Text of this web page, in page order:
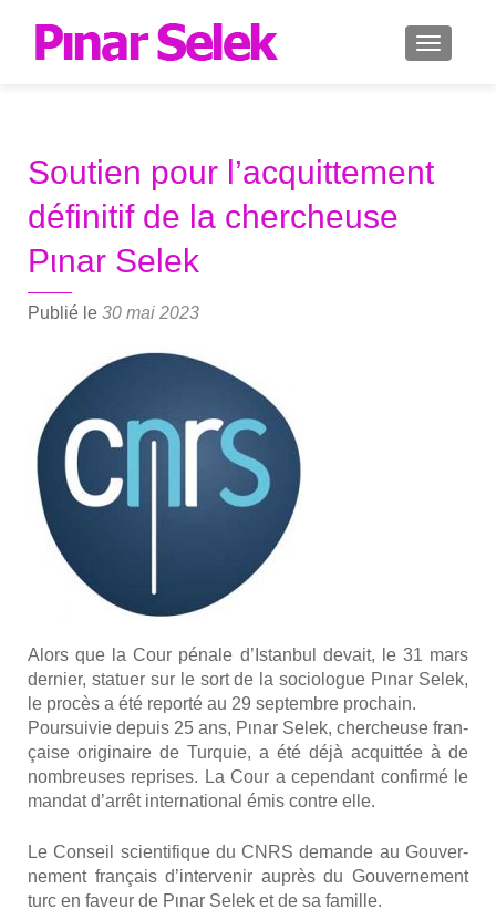
Soutien pour l’acquittement
définitif de la chercheuse
Pιnar Selek
Publié le 30 mai 2023
Alors que la Cour pénale d’Istanbul devait, le 31 mars
der­nier, sta­tuer sur le sort de la socio­logue Pιnar Selek,
le pro­cès a été repor­té au 29 sep­tembre pro­chain.
Pour­sui­vie depuis 25 ans, Pιnar Selek, cher­cheuse fran­
çaise ori­gi­naire de Tur­quie, a été déjà acquit­tée à de
nom­breuses reprises. La Cour a cepen­dant confir­mé le
man­dat d’arrêt inter­na­tio­nal émis contre elle.
Le Conseil scien­ti­fique du CNRS demande au Gou­ver­
ne­ment fran­çais d’intervenir auprès du Gou­ver­ne­ment
turc en faveur de Pιnar Selek et de sa famille.